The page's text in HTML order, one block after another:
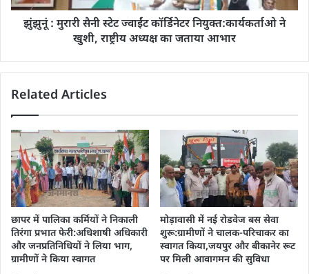
झुंझुनूं : मुरारी सैनी स्टेट ज्वाईंट कॉर्डिनेटर नियुक्त:कार्यकर्ताओ ने
खुशी, राष्ट्रीय अध्यक्ष का जताया आभार
Related Articles
छापर में पालिका कर्मियों ने निकाली
तिरंगा प्रभात फेरी:अधिशाषी अधिकारी
और जनप्रतिनिधियों ने लिया भाग,
ग्रामीणों ने किया स्वागत
मोड़ावासी में नई रोडवेज बस सेवा
शुरू:ग्रामीणों ने चालक-परिचाकर का
स्वागत किया,जयपुर और बीकानेर रूट
पर मिली आवागमन की सुविधा